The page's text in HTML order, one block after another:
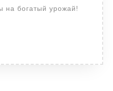
на богатый урожай!